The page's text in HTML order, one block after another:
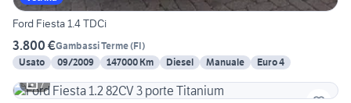
Ford Fiesta 1.4 TDCi
3.800 €Gambassi Terme(FI)
Usato
09/2009 147000 Km Diesel Manuale
Euro 4
7